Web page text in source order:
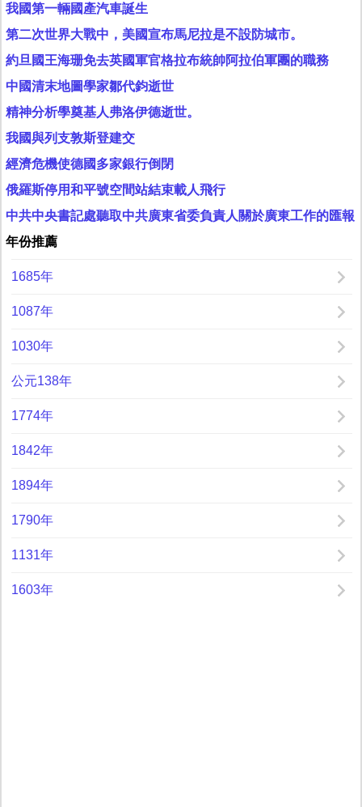
我國第一輛國產汽車誕生
第二次世界大戰中，美國宣布馬尼拉是不設防城市。
約旦國王海珊免去英國軍官格拉布統帥阿拉伯軍團的職務
中國清末地圖學家鄒代鈞逝世
精神分析學奠基人弗洛伊德逝世。
我國與列支敦斯登建交
經濟危機使德國多家銀行倒閉
俄羅斯停用和平號空間站結束載人飛行
中共中央書記處聽取中共廣東省委負責人關於廣東工作的匯報
年份推薦
1685年
1087年
1030年
公元138年
1774年
1842年
1894年
1790年
1131年
1603年